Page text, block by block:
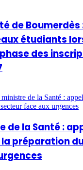
de
étudiants
des
de la Santé :
préparation